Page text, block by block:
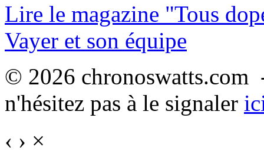
Lire le magazine "Tous
Vayer et son équipe
© 2026
n'hésitez pas à le signaler
‹ › ×